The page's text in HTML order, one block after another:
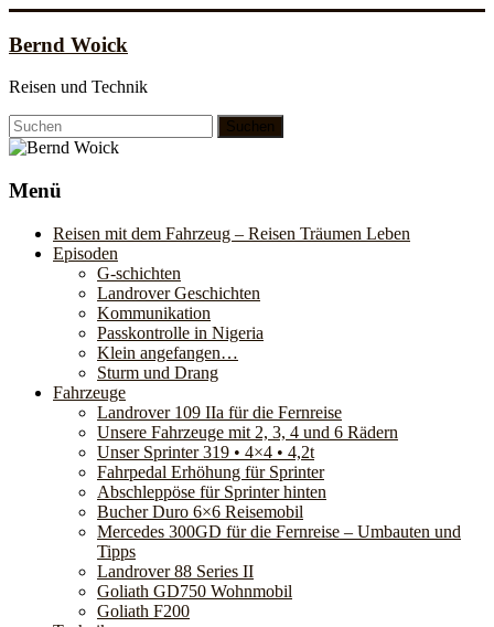
Inhalt
springen
Bernd Woick
Reisen und Technik
Menü
Reisen mit dem Fahrzeug – Reisen Träumen Leben
Episoden
G-schichten
Landrover Geschichten
Kommunikation
Passkontrolle in Nigeria
Klein angefangen…
Sturm und Drang
Fahrzeuge
Landrover 109 IIa für die Fernreise
Unsere Fahrzeuge mit 2, 3, 4 und 6 Rädern
Unser Sprinter 319 • 4×4 • 4,2t
Fahrpedal Erhöhung für Sprinter
Abschleppöse für Sprinter hinten
Bucher Duro 6×6 Reisemobil
Mercedes 300GD für die Fernreise – Umbauten und
Tipps
Landrover 88 Series II
Goliath GD750 Wohnmobil
Goliath F200